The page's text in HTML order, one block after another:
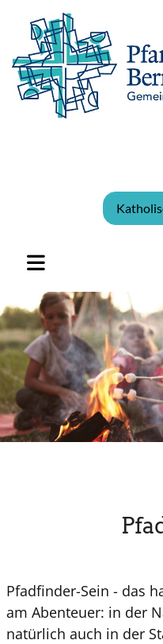
Pfadfinder-Sein - das
am Abenteuer: in der
natürlich auch in der